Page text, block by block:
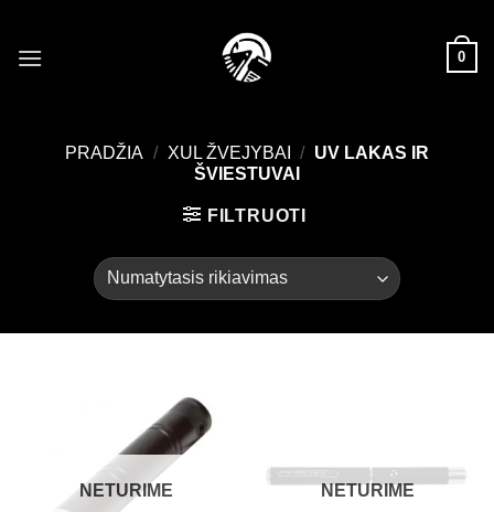
content
0
PRADŽIA / XUL ŽVEJYBAI / UV LAKAS IR
ŠVIESTUVAI
FILTRUOTI
NETURIME NETURIME